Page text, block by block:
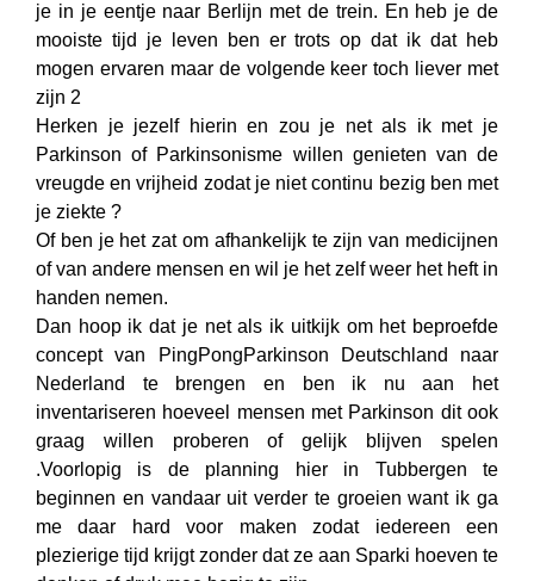
je in je eentje naar Berlijn met de trein. En heb je de
mooiste tijd je leven ben er trots op dat ik dat heb
mogen ervaren maar de volgende keer toch liever met
zijn 2
Herken je jezelf hierin en zou je net als ik met je
Parkinson of Parkinsonisme willen genieten van de
vreugde en vrijheid zodat je niet continu bezig ben met
je ziekte ?
Of ben je het zat om afhankelijk te zijn van medicijnen
of van andere mensen en wil je het zelf weer het heft in
handen nemen.
Dan hoop ik dat je net als ik uitkijk om het beproefde
concept van PingPongParkinson Deutschland naar
Nederland te brengen en ben ik nu aan het
inventariseren hoeveel mensen met Parkinson dit ook
graag willen proberen of gelijk blijven spelen
.Voorlopig is de planning hier in Tubbergen te
beginnen en vandaar uit verder te groeien want ik ga
me daar hard voor maken zodat iedereen een
plezierige tijd krijgt zonder dat ze aan Sparki hoeven te